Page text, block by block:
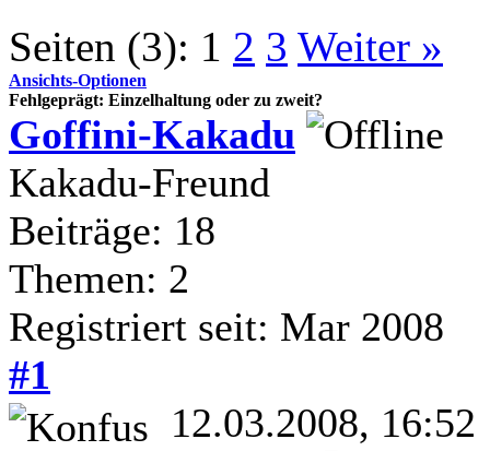
Seiten (3): 1 2 3 Weiter »
Ansichts-Optionen
Fehlgeprägt: Einzelhaltung oder zu zweit?
Goffini-Kakadu
Kakadu-Freund
Beiträge: 18
Themen: 2
Registriert seit: Mar 2008
#1
12.03.2008, 16:52